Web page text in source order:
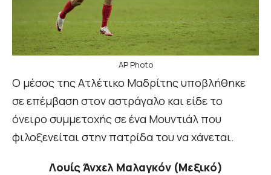
AP Photo
Ο μέσος της Ατλέτικο Μαδρίτης υποβλήθηκε
σε επέμβαση στον αστράγαλο και είδε το
όνειρο συμμετοχής σε ένα Μουντιάλ που
φιλοξενείται στην πατρίδα του να χάνεται.
Λουίς Άνχελ Μαλαγκόν (Μεξικό)